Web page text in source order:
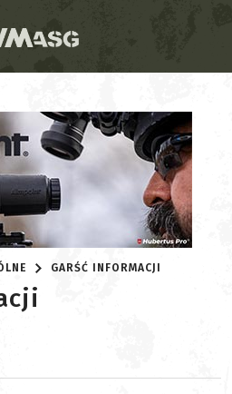
GARŚĆ INFORMACJI